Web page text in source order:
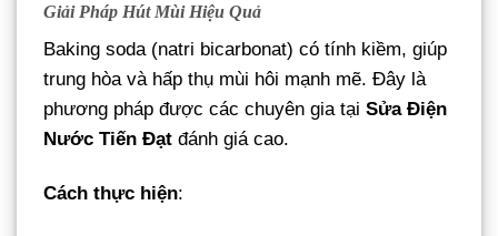
Giải Pháp Hút Mùi Hiệu Quả
Baking soda (natri bicarbonat) có tính kiềm, giúp
trung hòa và hấp thụ mùi hôi mạnh mẽ. Đây là
phương pháp được các chuyên gia tại Sửa Điện
Nước Tiến Đạt đánh giá cao.
Cách thực hiện: